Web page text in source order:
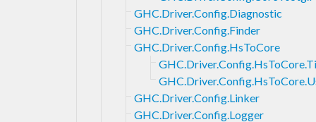
GHC.Driver.Config.Diagnostic
GHC.Driver.Config.Finder
GHC.Driver.Config.HsToCore
GHC.Driver.Config.Linker
GHC.Driver.Config.Logger